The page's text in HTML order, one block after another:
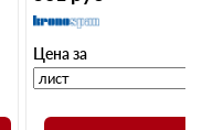
Цена за